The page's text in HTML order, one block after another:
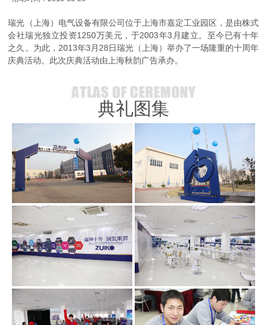
瑞光（上海）电气设备有限公司位于上海市嘉定工业园区，是由株式
会社瑞光独立投资1250万美元，于2003年3月建立。至今已有十年
之久。为此，2013年3月28日瑞光（上海）举办了一场隆重的十周年
庆典活动。此次庆典活动由上海秋韵广告承办。
典礼图集